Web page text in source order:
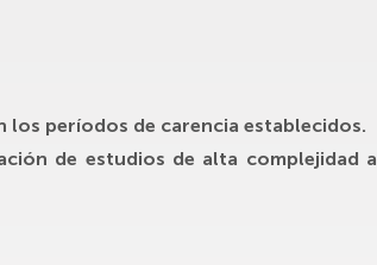
los períodos de carencia establecidos.
de estudios de alta complejidad a